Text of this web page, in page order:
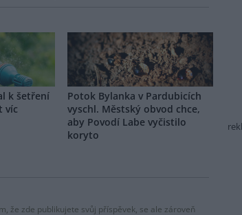
k šetření
víc
Potok Bylanka v Pardubicích
vyschl. Městský obvod chce,
aby Povodí Labe vyčistilo
koryto
že zde publikujete svůj příspěvek, se ale zároveň